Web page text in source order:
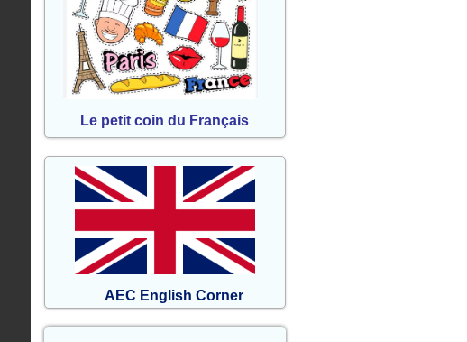
Le petit coin du Français
AEC English Corner